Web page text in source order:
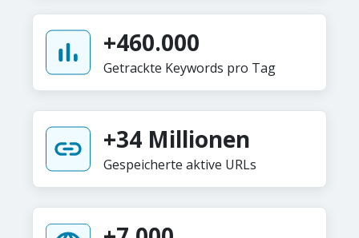
+460.000
Getrackte Keywords pro Tag
+34 Millionen
Gespeicherte aktive URLs